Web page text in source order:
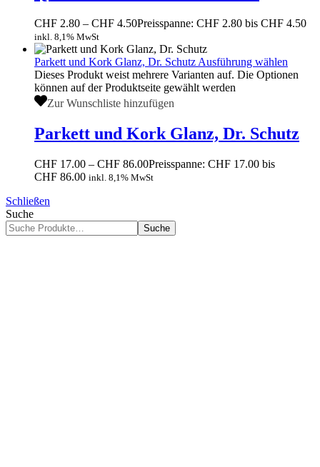
CHF 2.80 – CHF 4.50Preisspanne: CHF 2.80 bis CHF 4.50
inkl. 8,1% MwSt
Parkett und Kork Glanz, Dr. Schutz Ausführung wählen
Dieses Produkt weist mehrere Varianten auf. Die Optionen
können auf der Produktseite gewählt werden
Zur Wunschliste hinzufügen
Parkett und Kork Glanz, Dr. Schutz
CHF 17.00 – CHF 86.00Preisspanne: CHF 17.00 bis
CHF 86.00 inkl. 8,1% MwSt
Schließen
Suche
Suche